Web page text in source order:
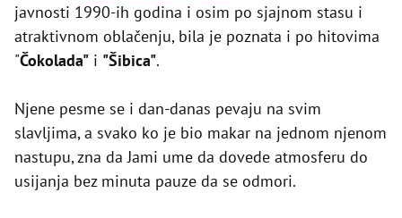
javnosti 1990-ih godina i osim po sjajnom stasu i
atraktivnom oblačenju, bila je poznata i po hitovima
"Čokolada" i "Šibica".
Njene pesme se i dan-danas pevaju na svim
slavljima, a svako ko je bio makar na jednom njenom
nastupu, zna da Jami ume da dovede atmosferu do
usijanja bez minuta pauze da se odmori.